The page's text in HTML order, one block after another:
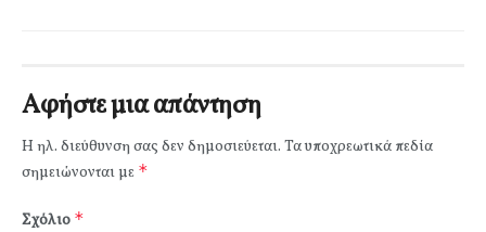
Αφήστε μια απάντηση
Η ηλ. διεύθυνση σας δεν δημοσιεύεται. Τα υποχρεωτικά πεδία
σημειώνονται με *
Σχόλιο *